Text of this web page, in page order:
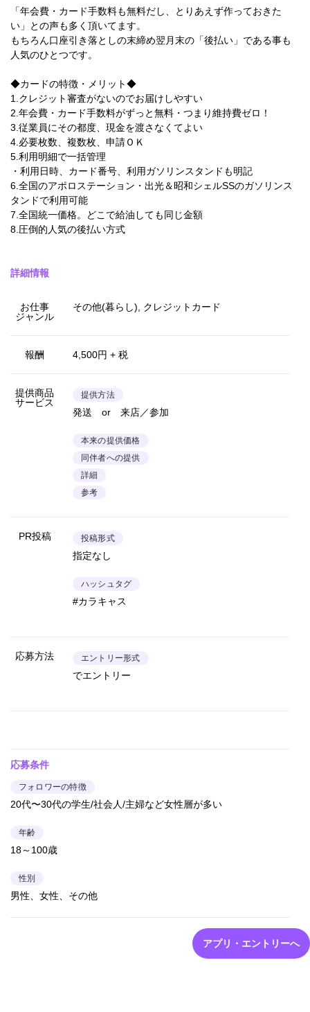
「年会費・カード手数料も無料だし、とりあえず作っておきた
い」との声も多く頂いてます。
もちろん口座引き落としの末締め翌月末の「後払い」である事も
人気のひとつです。
◆カードの特徴・メリット◆
1.クレジット審査がないのでお届けしやすい
2.年会費・カード手数料がずっと無料・つまり維持費ゼロ！
3.従業員にその都度、現金を渡さなくてよい
4.必要枚数、複数枚、申請ＯＫ
5.利用明細で一括管理
・利用日時、カード番号、利用ガソリンスタンドも明記
6.全国のアポロステーション・出光＆昭和シェルSSのガソリンス
タンドで利用可能
7.全国統一価格。どこで給油しても同じ金額
8.圧倒的人気の後払い方式
詳細情報
お仕事
ジャンル
その他(暮らし), クレジットカード
報酬 4,500円 + 税
提供商品
サービス
提供方法
発送 or 来店／参加
本来の提供価格
同伴者への提供
詳細
参考
PR投稿 投稿形式
指定なし
ハッシュタグ
#カラキャス
応募方法 エントリー形式
でエントリー
応募条件
フォロワーの特徴
20代〜30代の学生/社会人/主婦など女性層が多い
年齢
18～100歳
性別
男性、女性、その他
アプリ・エントリーへ